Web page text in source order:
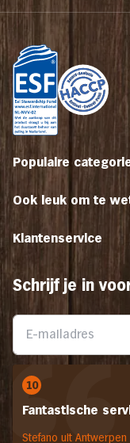
Populaire
Ook leuk om te
Klantenservice
Schrijf je in
10
Fantastische
Stefano uit Antwerpen